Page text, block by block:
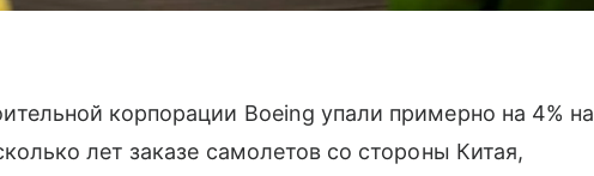
корпорации Boeing упали примерно на 4% на
лет заказе самолетов со стороны Китая,